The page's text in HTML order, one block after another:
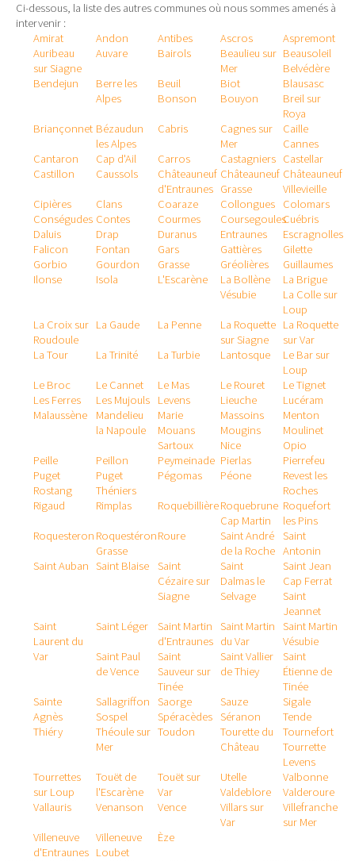
Ci-dessous, la liste des autres communes où nous sommes amenés à
intervenir :
Amirat
Andon Antibes Ascros
Aspremont
Auribeau
sur Siagne
Auvare Bairols
Beaulieu sur
Mer
Beausoleil
Belvédère
Bendejun
Berre les
Alpes
Beuil Biot
Blausasc
Bonson
Bouyon
Breil sur
Roya
Briançonnet Bézaudun
les Alpes
Cabris
Cagnes sur
Mer
Caille
Cannes
Cantaron
Cap d'Ail Carros Castagniers Castellar
Castillon
Caussols
Châteauneuf
d'Entraunes
Châteauneuf
Grasse
Châteauneuf
Villevieille
Cipières
Clans Coaraze Collongues
Colomars
Conségudes Contes Courmes CoursegoulesCuébris
Daluis
Drap Duranus Entraunes
Escragnolles
Falicon
Fontan Gars Gattières
Gilette
Gorbio
Gourdon Grasse Gréolières
Guillaumes
Ilonse
Isola L'Escarène
La Bollène
Vésubie
La Brigue
La Colle sur
Loup
La Croix sur
Roudoule
La Gaude La Penne
La Roquette
sur Siagne
La Roquette
sur Var
La Tour
La Trinité La Turbie Lantosque
Le Bar sur
Loup
Le Broc
Le Cannet Le Mas Le Rouret
Le Tignet
Les Ferres
Les Mujouls Levens Lieuche
Lucéram
Malaussène
Mandelieu
la Napoule
Marie Massoins
Menton
Mouans
Sartoux
Mougins
Moulinet
Nice
Opio
Peille
Peillon Peymeinade Pierlas
Pierrefeu
Puget
Rostang
Puget
Théniers
Pégomas Péone
Revest les
Roches
Rigaud
Rimplas RoquebillièreRoquebrune
Cap Martin
Roquefort
les Pins
Roquesteron Roquestéron
Grasse
Roure
Saint André
de la Roche
Saint
Antonin
Saint Auban Saint Blaise
Saint
Cézaire sur
Siagne
Saint
Dalmas le
Selvage
Saint Jean
Cap Ferrat
Saint
Jeannet
Saint
Laurent du
Var
Saint Léger
Saint Martin
d'Entraunes
Saint Martin
du Var
Saint Martin
Vésubie
Saint Paul
de Vence
Saint
Sauveur sur
Tinée
Saint Vallier
de Thiey
Saint
Étienne de
Tinée
Sainte
Agnès
Sallagriffon Saorge Sauze
Sigale
Sospel
Spéracèdes Séranon
Tende
Thiéry
Théoule sur
Mer
Toudon
Tourette du
Château
Tournefort
Tourrette
Levens
Tourrettes
sur Loup
Touët de
l'Escarène
Touët sur
Var
Utelle
Valbonne
Valdeblore
Valderoure
Vallauris
Venanson Vence
Villars sur
Var
Villefranche
sur Mer
Villeneuve
d'Entraunes
Villeneuve
Loubet
Èze